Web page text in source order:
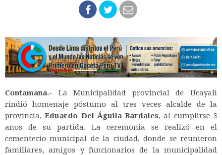
Contamana.- La Municipalidad provincial de Ucayali
rindió homenaje póstumo al tres veces alcalde de la
provincia,Eduardo Del Águila Bardales, al cumplirse 3
años de su partida. La ceremonia se realizó en el
cementerio municipal de la ciudad, donde se reunieron
familiares, amigos y funcionarios de la municipalidad